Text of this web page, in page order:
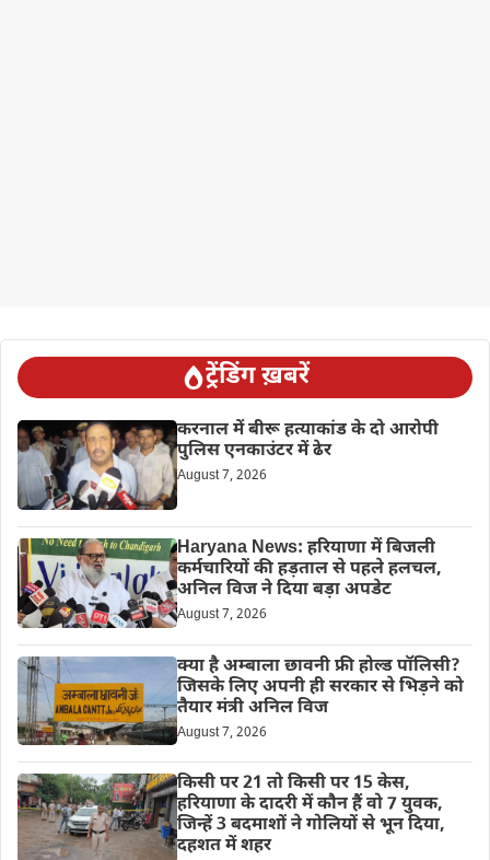
ट्रेंडिंग ख़बरें
करनाल में बीरू हत्याकांड के दो आरोपी
पुलिस एनकाउंटर में ढेर
August 7, 2026
Haryana News: हरियाणा में बिजली
कर्मचारियों की हड़ताल से पहले हलचल,
अनिल विज ने दिया बड़ा अपडेट
August 7, 2026
क्या है अम्बाला छावनी फ्री होल्ड पॉलिसी?
जिसके लिए अपनी ही सरकार से भिड़ने को
तैयार मंत्री अनिल विज
August 7, 2026
किसी पर 21 तो किसी पर 15 केस,
हरियाणा के दादरी में कौन हैं वो 7 युवक,
जिन्हें 3 बदमाशों ने गोलियों से भून दिया,
दहशत में शहर